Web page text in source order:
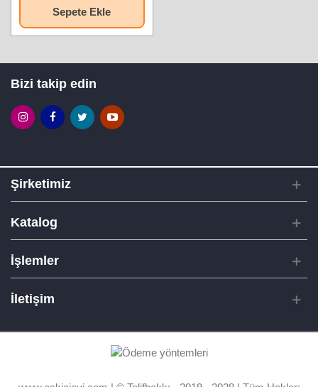
Sepete Ekle
Bizi takip edin
Şirketimiz
Katalog
İşlemler
İletişim